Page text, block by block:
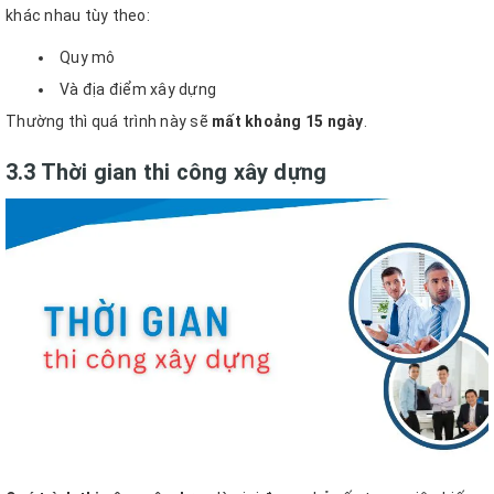
khác nhau tùy theo:
Quy mô
Và địa điểm xây dựng
Thường thì quá trình này sẽ mất khoảng 15 ngày
3.3 Thời gian thi công xây dựng